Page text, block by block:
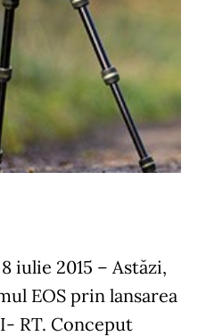
iulie 2015 – Astăzi,
EOS prin lansarea
RT. Conceput